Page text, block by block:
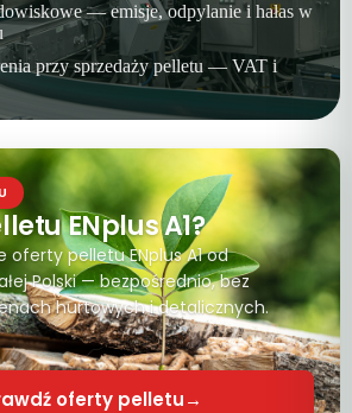
— emisje, odpylanie i hałas w
przy sprzedaży pelletu — VAT i
ENplus A1?
oferty pelletu ENplus A1 od
Polski — bezpośrednio, bez
hurtowych i detalicznych.
oferty pelletu→